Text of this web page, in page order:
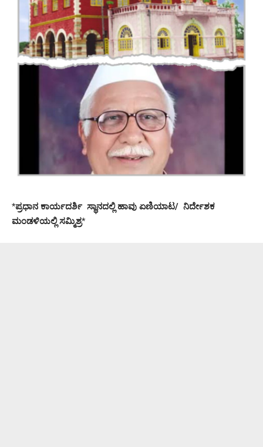
*ಪ್ರಧಾನ ಕಾರ್ಯದರ್ಶಿ ‌ ಸ್ಥಾನದಲ್ಲಿ ಹಾವು ಏಣಿಯಾಟ/ ನಿರ್ದೇಶಕ
ಮಂಡಳಿಯಲ್ಲಿ ಸಮ್ಮಿಶ್ರ*